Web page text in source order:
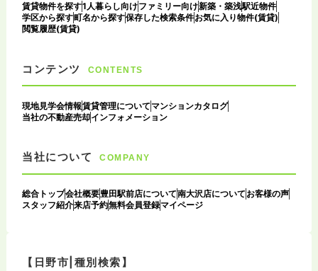
賃貸物件を探す1人暮らし向けファミリー向け新築・築浅駅近物件
学区から探す町名から探す保存した検索条件お気に入り物件(賃貸)
閲覧履歴(賃貸)
コンテンツ CONTENTS
現地見学会情報賃貸管理について マンションカタログ
当社の不動産売却インフォメーション
当社について COMPANY
総合トップ会社概要豊田駅前店について南大沢店について お客様の声
スタッフ紹介来店予約無料会員登録マイページ
【日野市|種別検索】